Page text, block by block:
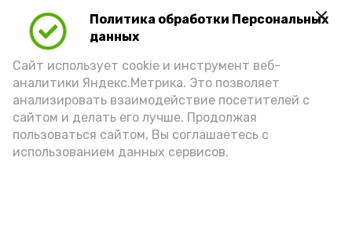
Политика обработки Персональных
данных
Сайт использует cookie и инструмент веб-
аналитики Яндекс.Метрика. Это позволяет
анализировать взаимодействие посетителей с
сайтом и делать его лучше. Продолжая
пользоваться сайтом, Вы соглашаетесь с
использованием данных сервисов.
А24 в MAX А24 в Вконтакте
7 августа астраханцы снова
окажутся в плену у жары